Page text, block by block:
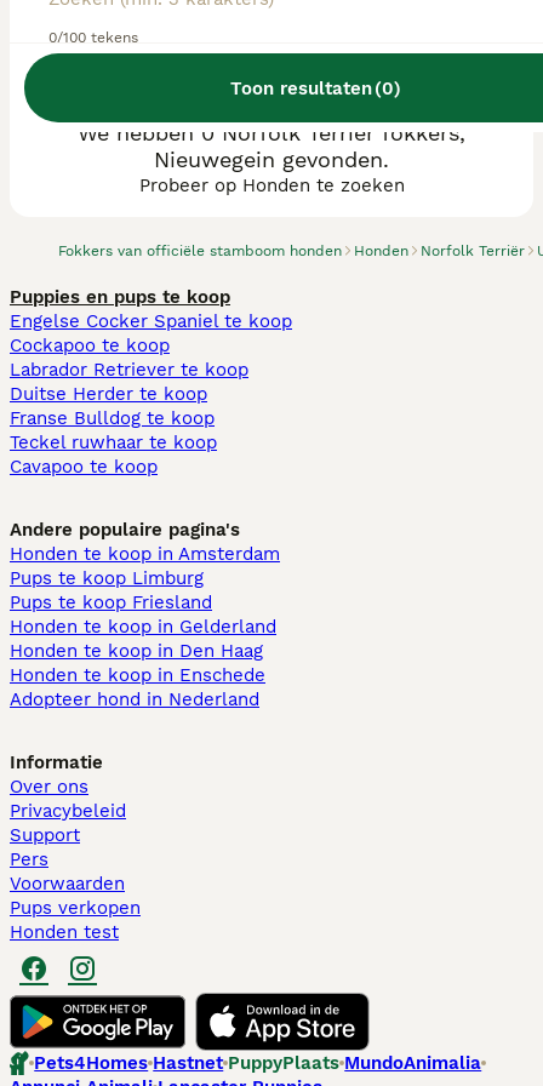
0/100 tekens
Toon resultaten(0)
Fokkers van officiële stamboom honden Honden Norfolk Terriër
We hebben 0 Norfolk Terriër fokkers,
Nieuwegein gevonden.
Probeer op Honden te zoeken
Puppies en pups te koop
Engelse Cocker Spaniel te koop
Cockapoo te koop
Labrador Retriever te koop
Duitse Herder te koop
Franse Bulldog te koop
Teckel ruwhaar te koop
Cavapoo te koop
Andere populaire pagina's
Honden te koop in Amsterdam
Pups te koop Limburg​
Pups te koop Friesland​
Honden te koop in Gelderland
Honden te koop in Den Haag
Honden te koop in Enschede
Adopteer hond in Nederland
Informatie
Over ons
Privacybeleid
Support
Pers
Voorwaarden
Pups verkopen
Honden test
Pets4Homes Hastnet PuppyPlaats MundoAnimalia